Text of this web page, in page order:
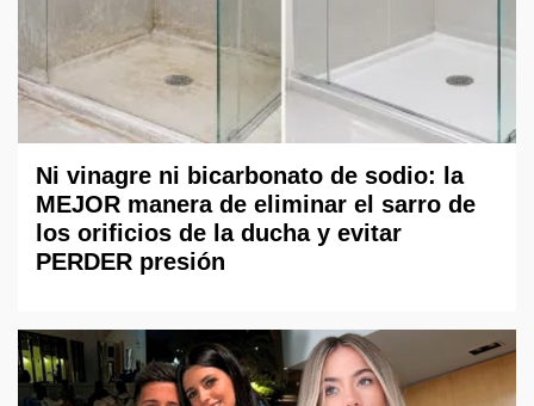
Ni vinagre ni bicarbonato de sodio: la
MEJOR manera de eliminar el sarro de
los orificios de la ducha y evitar
PERDER presión